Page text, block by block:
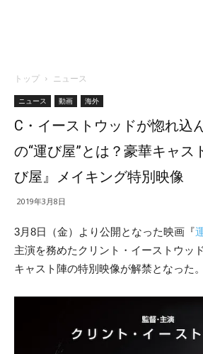
トップ ニュース
ニュース 動画 海外
C・イーストウッドが惚れ込
の“運び屋”とは？豪華キャス
び屋』メイキング特別映像
2019年3月8日
3月8日（金）より公開となった映画『
主演を務めたクリント・イーストウッ
キャスト陣の特別映像が解禁となった。